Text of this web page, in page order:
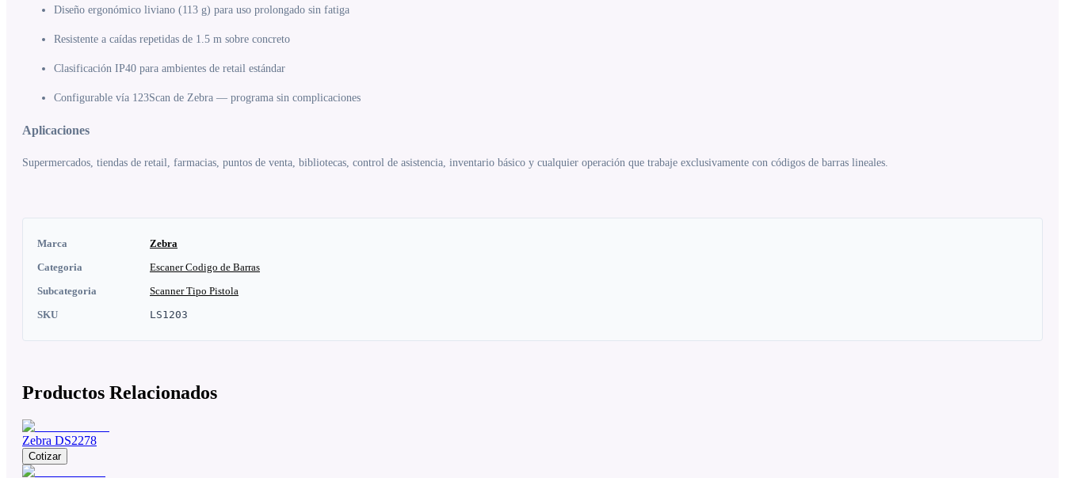
Diseño ergonómico liviano (113 g) para uso prolongado sin fatiga
Resistente a caídas repetidas de 1.5 m sobre concreto
Clasificación IP40 para ambientes de retail estándar
Configurable vía 123Scan de Zebra — programa sin complicaciones
Aplicaciones
Supermercados, tiendas de retail, farmacias, puntos de venta, bibliotecas, control de asistencia, inventario básico y cualquier operación que trabaje exclusivamente con códigos de barras lineales.
Marca
Zebra
Categoria
Escaner Codigo de Barras
Subcategoria
Scanner Tipo Pistola
SKU
LS1203
Productos Relacionados
Zebra DS2278
Cotizar